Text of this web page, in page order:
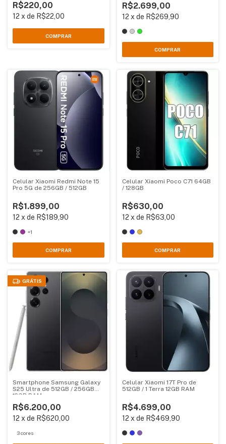
R$220,00
12 xde R$22,00
R$2.699,00
12 x de R$269,90
COMPRAR
Celular Xiaomi Redmi Note 15
Pro 5G de 256GB / 512GB
R$1.899,00
12 xde R$189,90
+1
COMPRAR
Celular Xiaomi Poco C71 64GB
/ 128GB
R$630,00
12 xde R$63,00
COMPRAR
GRÁTIS
Smartphone Samsung Galaxy
S25 Ultra de 512GB / 256GB
12GB RAM
R$6.200,00
12 x de R$620,00
3 cores
Celular Xiaomi 17T Pro de
512GB / 1 Terra 12GB RAM
R$4.699,00
12 x de R$469,90